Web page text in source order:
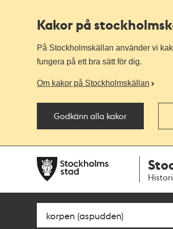
Kakor på
På Stockholmskällan använder vi
fungera på ett bra sätt för dig.
Om kakor på Stockholmskällan
Godkänn alla kakor
navigationen
huvudinnehållet
Sök